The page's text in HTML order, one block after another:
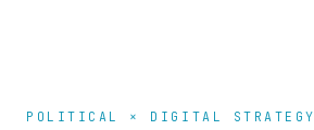
POLITICAL × DIGITAL STRATEGY